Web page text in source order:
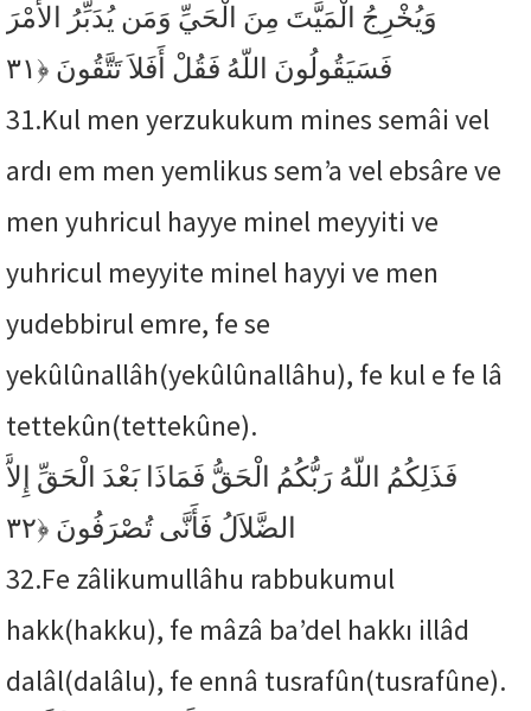
وَيُخْرِجُ الْمَيَّتَ مِنَ الْحَيِّ وَمَن يُدَبِّرُ الأَمْرَ
فَسَيَقُولُونَ اللّهُ فَقُلْ أَفَلاَ تَتَّقُونَ ﴿٣١
31.Kul men yerzukukum mines semâi vel
ardı em men yemlikus sem’a vel ebsâre ve
men yuhricul hayye minel meyyiti ve
yuhricul meyyite minel hayyi ve men
yudebbirul emre, fe se
yekûlûnallâh(yekûlûnallâhu), fe kul e fe lâ
tettekûn(tettekûne).
فَذَلِكُمُ اللّهُ رَبُّكُمُ الْحَقُّ فَمَاذَا بَعْدَ الْحَقِّ إِلاَّ
الضَّلاَلُ فَأَنَّى تُصْرَفُونَ ﴿٣٢
32.Fe zâlikumullâhu rabbukumul
hakk(hakku), fe mâzâ ba’del hakkı illâd
dalâl(dalâlu), fe ennâ tusrafûn(tusrafûne).